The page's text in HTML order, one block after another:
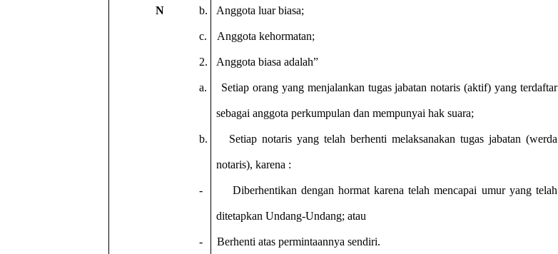
N b. Anggota luar biasa;
c. Anggota kehormatan;
2. Anggota biasa adalah”
a. Setiap orang yang menjalankan tugas jabatan notaris (aktif) yang terdaftar
sebagai anggota perkumpulan dan mempunyai hak suara;
b. Setiap notaris yang telah berhenti melaksanakan tugas jabatan (werda
notaris), karena :
- Diberhentikan dengan hormat karena telah mencapai umur yang telah
ditetapkan Undang-Undang; atau
- Berhenti atas permintaannya sendiri.